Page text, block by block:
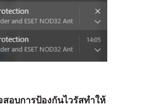
สอบการป้องกันไวรัสทำให้